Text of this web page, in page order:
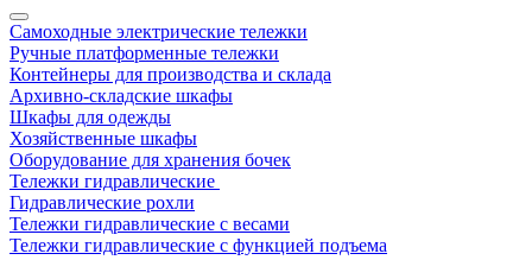
Самоходные электрические тележки
Ручные платформенные тележки
Контейнеры для производства и склада
Архивно-складские шкафы
Шкафы для одежды
Хозяйственные шкафы
Оборудование для хранения бочек
Тележки гидравлические
Гидравлические рохли
Тележки гидравлические с весами
Тележки гидравлические с функцией подъема